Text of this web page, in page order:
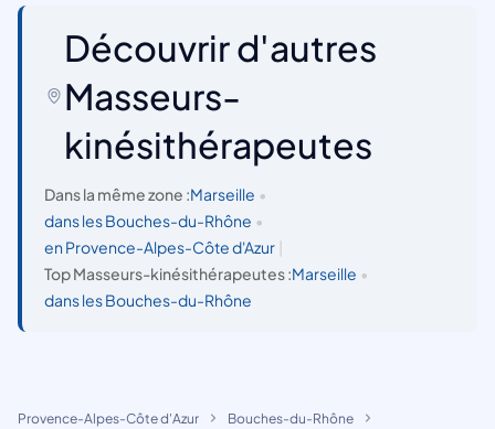
Découvrir d'autres
Masseurs-
kinésithérapeutes
Dans la même zone :Marseille •
dans les Bouches-du-Rhône •
en Provence-Alpes-Côte d'Azur
Top Masseurs-kinésithérapeutes :Marseille •
dans les Bouches-du-Rhône
Provence-Alpes-Côte d'Azur
Bouches-du-Rhône